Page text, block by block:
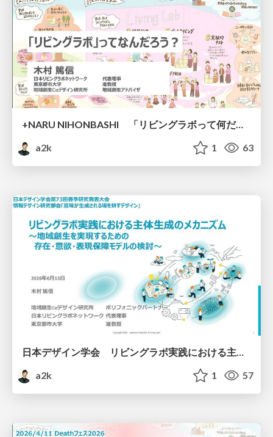
+NARU NIHONBASHI 「リビングラボって何だろう？」市民・企業・研究者・まちの新しい共創の現場 2026/06/03 (Wed) 19:00 - 21:00
a2k
1 63
日本デザイン学会 リビングラボ実践における主体生成のメカニズム ―地域創生を実現するための存在・意欲・表現保障モデルの検討―
a2k
1 57